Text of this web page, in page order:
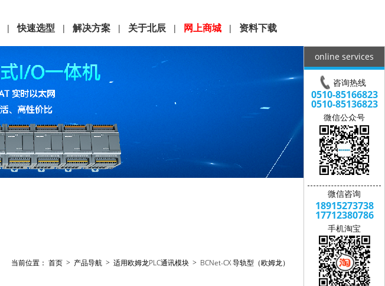
| 快速选型 | 解决方案 | 关于北辰 | 网上商城 | 资料下载
当前位置： 首页 > 产品导航 > 适用欧姆龙PLC通讯模块 > BCNet-CX 导轨型（欧姆龙）
online services
咨询热线
0510-85166823
0510-85136823
微信公众号
微信咨询
18915273738
17712380786
手机淘宝